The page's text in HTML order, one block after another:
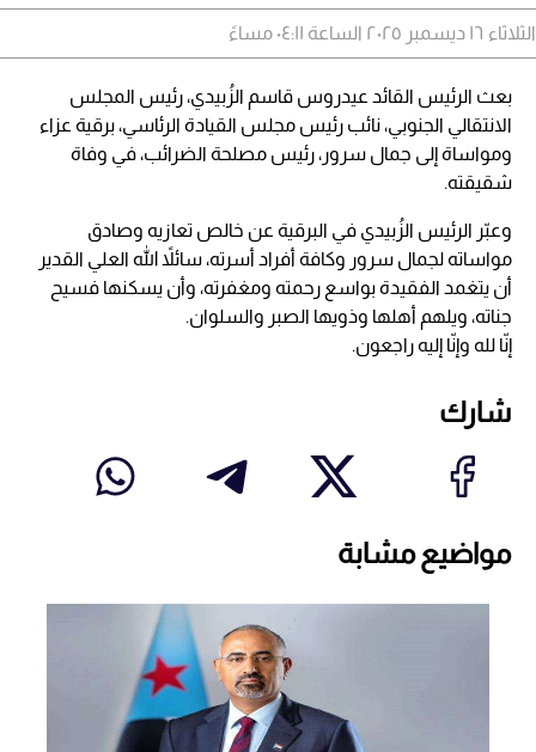
الثلاثاء ١٦ ديسمبر ٢٠٢٥ الساعة ٠٤:١١ مساءً
بعث الرئيس القائد عيدروس قاسم الزُبيدي، رئيس المجلس
الانتقالي الجنوبي، نائب رئيس مجلس القيادة الرئاسي، برقية عزاء
ومواساة إلى جمال سرور، رئيس مصلحة الضرائب، في وفاة
شقيقته.
وعبّر الرئيس الزُبيدي في البرقية عن خالص تعازيه وصادق
مواساته لجمال سرور وكافة أفراد أسرته، سائلاً الله العلي القدير
أن يتغمد الفقيدة بواسع رحمته ومغفرته، وأن يسكنها فسيح
جناته، ويلهم أهلها وذويها الصبر والسلوان.
إنّا لله وإنّا إليه راجعون.
شارك
مواضيع مشابة